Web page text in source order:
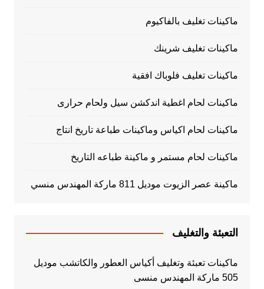
ماكينات تغليف بالفاكيوم
ماكينات تغليف شرينك
ماكينات تغليف فلوباك افقية
ماكينات لحام اغطية اندكشن سيل ولحام حرارى
ماكينات لحام اكياس وماكينات طباعة تاريخ انتاج
ماكينات لحام مستمر و ماكينة طباعه التاريخ
ماكينة عصر الزيوت موديل 811 ماركة المهندس منسي
التعبئة والتغليف
ماكينات تعبئة وتغليف أكياس العطور والكاتشب موديل
505 ماركة المهندس منسى